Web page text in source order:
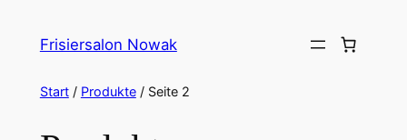
InhaltFrisiersalon Nowak
Start/ Produkte/ Seite 2